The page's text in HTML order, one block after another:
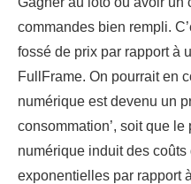
commandes bien rempli.
fossé de prix par rapport à
FullFrame. On pourrait en
numérique est devenu un
consommation’, soit que
numérique induit des coûts
exponentielles par rapport